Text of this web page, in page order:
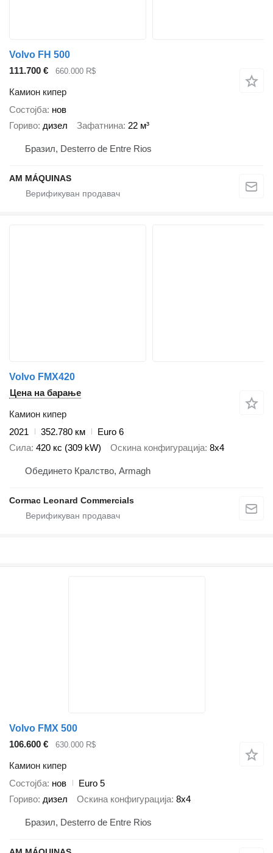
Volvo FH 500
111.700 €
660.000 R$
Камион кипер
Состојба нов
Гориво дизел Зафатнина 22 м³
Бразил, Desterro de Entre Rios
AM MÁQUINAS
Volvo FMX420
Цена на барање
Камион кипер
2021
352.780 км
Euro 6
Сила 420 кс (309 kW) Оскина конфигурација 8x4
Обединето Кралство, Armagh
Cormac Leonard Commercials
Volvo FMX 500
106.600 €
630.000 R$
Камион кипер
Состојба нов
Euro 5
Гориво дизел Оскина конфигурација 8x4
Бразил, Desterro de Entre Rios